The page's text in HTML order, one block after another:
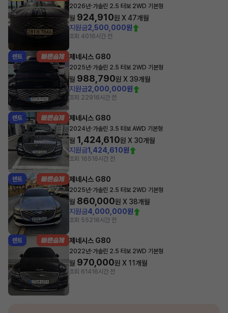
2026년·가솔린 2.5 터보 2WD 기본형
월 924,910원 X47개월
지원금2,500,000원
조회 4016시간 전
렌트 제네시스 G80
2025년·가솔린 2.5 터보 2WD 기본형
월 988,790원 X 39개월
지원금2,000,000원
조회 22916시간 전
렌트 제네시스 G80
2024년·가솔린 3.5 터보 AWD 기본형
월 1,424,610원 X 30개월
지원금1,424,610원
조회 16516시간 전
렌트 제네시스 G80
2025년·가솔린 2.5 터보 2WD 기본형
월 860,000원 X 38개월
지원금4,000,000원
조회 55216시간 전
렌트 제네시스 G80
2022년·가솔린 2.5 터보 2WD 기본형
월 970,000원 X 11개월
조회 61416시간 전